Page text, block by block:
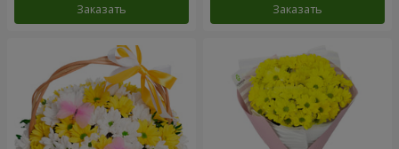
Заказать Заказать